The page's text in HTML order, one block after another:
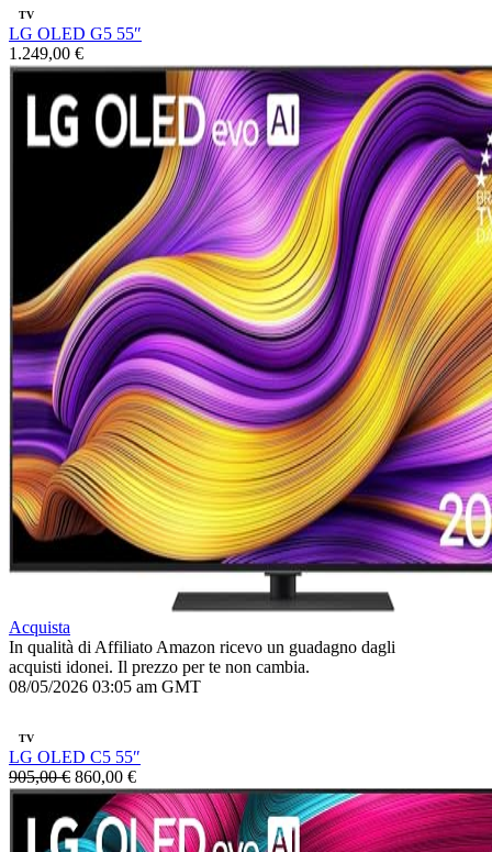
TV
LG OLED G5 55″
1.249,00 €
Acquista
In qualità di Affiliato Amazon ricevo un guadagno dagli
acquisti idonei. Il prezzo per te non cambia.
08/05/2026 03:05 am GMT
TV
LG OLED C5 55″
905,00 € 860,00 €